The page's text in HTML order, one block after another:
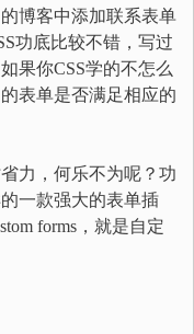
博客中添加联系表单
功底比较不错，写过
果你CSS学的不怎么
表单是否满足相应的
力，何乐不为呢？功
一款强大的表单插
forms，就是自定